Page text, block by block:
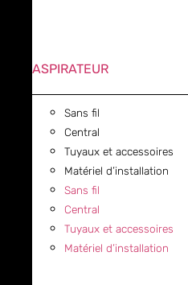
ASPIRATEUR
Sans fil
Central
Tuyaux et accessoires
Matériel d’installation
Sans fil
Central
Tuyaux et accessoires
Matériel d’installation